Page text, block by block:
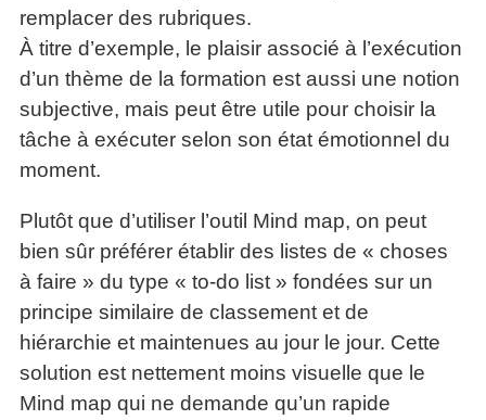
remplacer des rubriques.
À titre d’exemple, le plaisir associé à l’exécution
d’un thème de la formation est aussi une notion
subjective, mais peut être utile pour choisir la
tâche à exécuter selon son état émotionnel du
moment.
Plutôt que d’utiliser l’outil Mind map, on peut
bien sûr préférer établir des listes de « choses
à faire » du type « to-do list » fondées sur un
principe similaire de classement et de
hiérarchie et maintenues au jour le jour. Cette
solution est nettement moins visuelle que le
Mind map qui ne demande qu’un rapide